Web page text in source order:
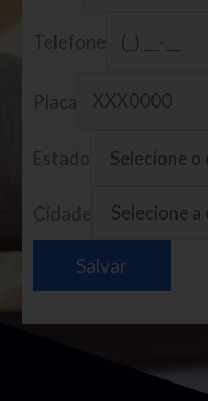
Telefone
Placa
Estado
Cidade
Salvar